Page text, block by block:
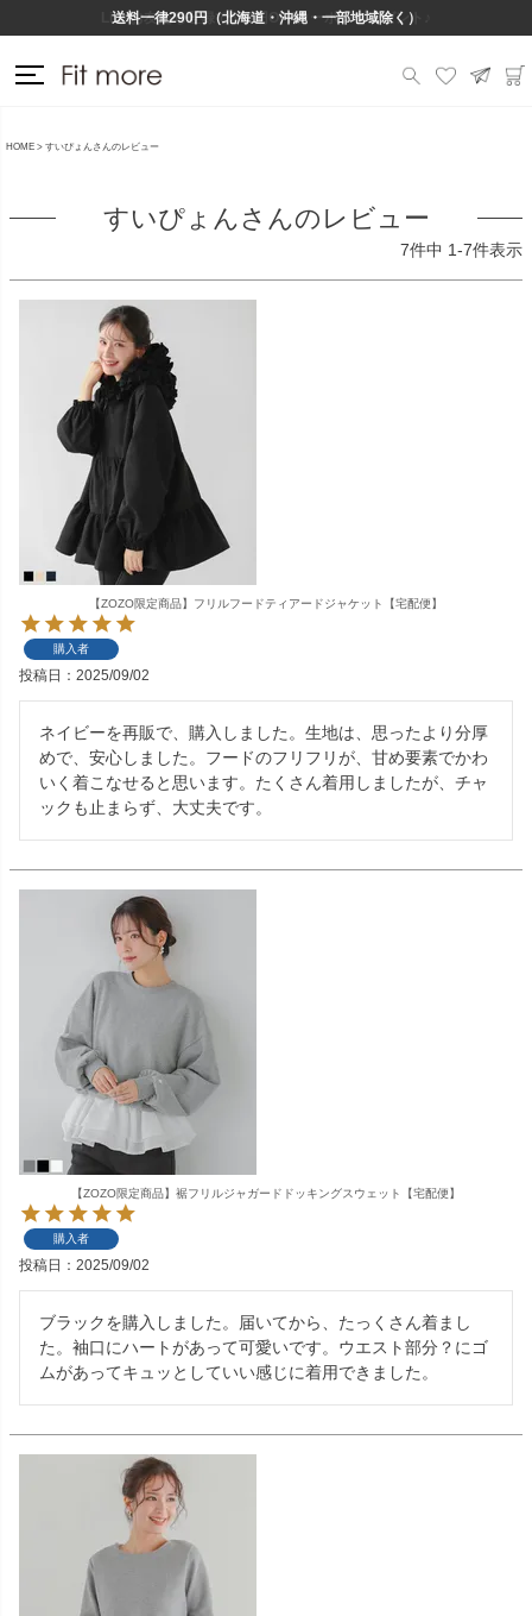
Lineお友だち登録で500円OFFクーポンプレゼント♪
送料一律290円（北海道・沖縄・一部地域除く）
HOME すいぴょんさんのレビュー
すいぴょんさんのレビュー
7件中 1-7件表示
【ZOZO限定商品】フリルフードティアードジャケット【宅配便】
購入者
投稿日 2025/09/02
ネイビーを再販で、購入しました。生地は、思ったより分厚
めで、安心しました。フードのフリフリが、甘め要素でかわ
いく着こなせると思います。たくさん着用しましたが、チャ
ックも止まらず、大丈夫です。
【ZOZO限定商品】裾フリルジャガードドッキングスウェット【宅配便】
購入者
投稿日 2025/09/02
ブラックを購入しました。届いてから、たっくさん着まし
た。袖口にハートがあって可愛いです。ウエスト部分？にゴ
ムがあってキュッとしていい感じに着用できました。